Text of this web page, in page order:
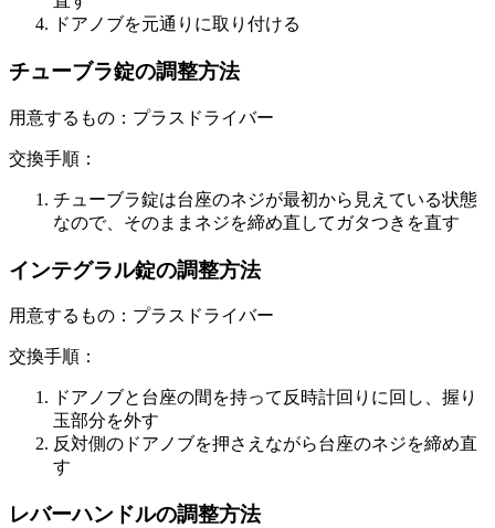
ドアノブを元通りに取り付ける
チューブラ錠の調整方法
用意するもの：プラスドライバー
交換手順：
チューブラ錠は台座のネジが最初から見えている状態
なので、そのままネジを締め直してガタつきを直す
インテグラル錠の調整方法
用意するもの：プラスドライバー
交換手順：
ドアノブと台座の間を持って反時計回りに回し、握り
玉部分を外す
反対側のドアノブを押さえながら台座のネジを締め直
す
レバーハンドルの調整方法